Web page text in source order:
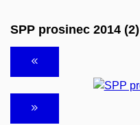
SPP prosinec 2014 (2)